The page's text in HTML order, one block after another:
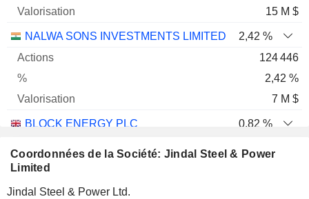
15 M $
NALWA SONS INVESTMENTS LIMITED
2,42 %
124 446
2,42 %
7 M $
BLOCK ENERGY PLC
0,82 %
Coordonnées de la Société: Jindal Steel & Power
Limited
Jindal Steel & Power Ltd.